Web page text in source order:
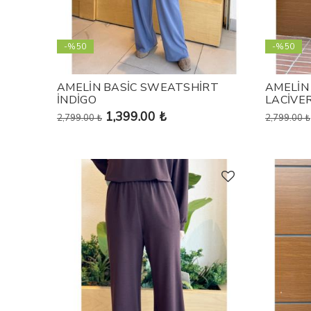
-%50
AMELİN BASİC SWEATSHİRT
İNDİGO
2,799.00 ₺ 1,399.00 ₺
-%50
2,799.00 ₺